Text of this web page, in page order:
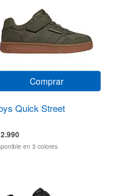
Comprar
Quick Street
en 3 colores